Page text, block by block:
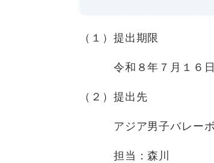
（１）提出期限
令和８年７月１６日
（２）提出先
アジア男子バレーボー
担当：森川